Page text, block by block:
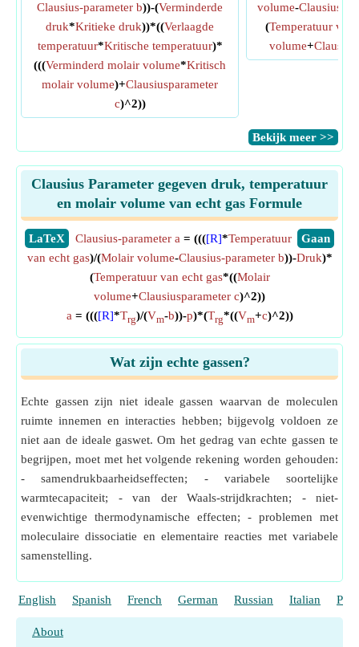
Clausius-parameter b))-(Verminderde
druk*Kritieke druk))*((Verlaagde
temperatuur*Kritische temperatuur)*
(((Verminderd molair volume*Kritisch
molair volume)+Clausiusparameter
c)^2))
volume-Clausius-
(Temperatuur van
volume+
​Bekijk meer >>
Clausius Parameter gegeven druk, temperatuur
en molair volume van echt gas Formule
​LaTeX ​Gaan
Clausius-parameter a = ((([R]*Temperatuur
van echt gas)/(Molair volume-Clausius-parameter b))-Druk)*
(Temperatuur van echt gas*((Molair
volume+Clausiusparameter c)^2))
a = ((([R]*Trg)/(Vm-b))-p)*(Trg*((Vm+c)^2))
Wat zijn echte gassen?
Echte gassen zijn niet ideale gassen waarvan de moleculen
ruimte innemen en interacties hebben; bijgevolg voldoen ze
niet aan de ideale gaswet. Om het gedrag van echte gassen te
begrijpen, moet met het volgende rekening worden gehouden:
- samendrukbaarheidseffecten; - variabele soortelijke
warmtecapaciteit; - van der Waals-strijdkrachten; - niet-
evenwichtige thermodynamische effecten; - problemen met
moleculaire dissociatie en elementaire reacties met variabele
samenstelling.
English Spanish French German Russian Italian
About